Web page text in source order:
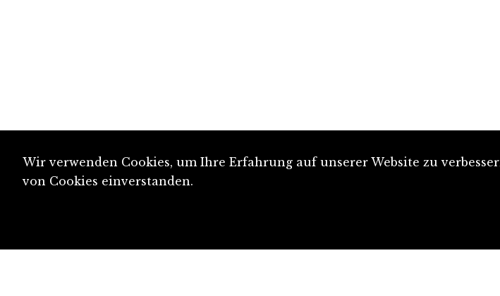
Wir verwenden Cookies, um Ihre Erfahrung auf unserer Website zu
von Cookies einverstanden.